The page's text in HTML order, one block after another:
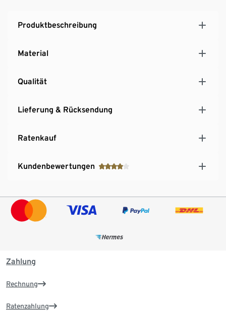
Downloads
Produktbeschreibung
Material
Qualität
Lieferung & Rücksendung
Ratenkauf
Kundenbewertungen
Zahlung
Rechnung
Ratenzahlung